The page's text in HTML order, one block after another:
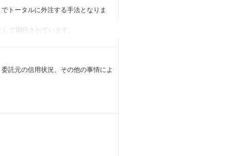
トータルに外注する手法となりま
て期待されています。
先常駐です）
で
！
託元の信用状況、その他の事情によ